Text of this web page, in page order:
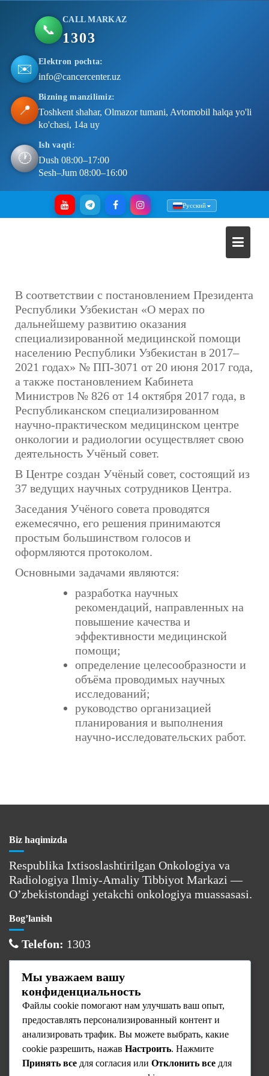
📞
CALL MARKAZ
1303
✉️ Elektron pochta:
info@cancercenter.uz
📍
Bizning manzilimiz:
Toshkent shahar, Olmazor tumani, Avtomobil halqa yo'li
ko'chasi, 14a uy
🕐
Ish vaqti:
Dush 08:00–17:00
Sesh–Jum 08:00–16:00
Русский
В соответствии с постановлением Президента
Республики Узбекистан «О мерах по
дальнейшему развитию оказания
специализированной медицинской помощи
населению Республики Узбекистан в 2017–
2021 годах» № ПП-3071 от 20 июня 2017 года,
а также постановлением Кабинета
Министров № 826 от 14 октября 2017 года, в
Республиканском специализированном
научно-практическом медицинском центре
онкологии и радиологии осуществляет свою
деятельность Учёный совет.
В Центре создан Учёный совет, состоящий из
37 ведущих научных сотрудников Центра.
Заседания Учёного совета проводятся
ежемесячно, его решения принимаются
простым большинством голосов и
оформляются протоколом.
Основными задачами являются:
разработка научных
рекомендаций, направленных на
повышение качества и
эффективности медицинской
помощи;
определение целесообразности и
объёма проводимых научных
исследований;
руководство организацией
планирования и выполнения
научно-исследовательских работ.
Biz haqimizda
Respublika Ixtisoslashtirilgan Onkologiya va
Radiologiya Ilmiy-Amaliy Tibbiyot Markazi —
O’zbekistondagi yetakchi onkologiya muassasasi.
Bog’lanish
Telefon: 1303
Email:info@cancercenter.uz
Manzil:Toshkent sh., Olmazor tumani
Ish vaqti
Dushanba:08:00 — 17:00
Sesh — Juma: 08:00 — 16:00
Мы уважаем вашу
конфиденциальность
Файлы cookie помогают нам улучшать ваш опыт,
предоставлять персонализированный контент и
анализировать трафик. Вы можете выбрать, какие
cookie разрешить, нажав Настроить. Нажмите
Принять все для согласия или Отклонить все для